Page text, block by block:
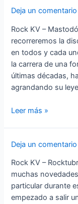
Deja un comentario
Rock KV –
recorreremos la
en todos y cada
la carrera de una
últimas décadas,
agrandando su
Rock
Mastodóntico
Leer más »
Deja un comentario
Rock KV –
muchas
particular durante
empezado a salir